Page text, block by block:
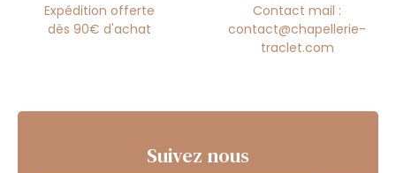
Expédition offerte
dès 90€ d'achat
Contact mail :
contact@chapellerie-
traclet.com
Suivez nous